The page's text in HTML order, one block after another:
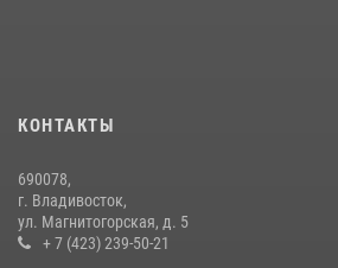
В рамках акции «Каникулы с Росгвардией»
вневедомственной охраны провели урок
воспитанников детского лагеря
КОНТАКТЫ
690078,
г. Владивосток,
ул. Магнитогорская, д. 5
+ 7 (423) 239-50-21